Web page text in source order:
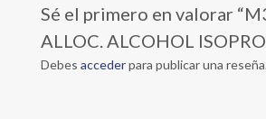
Sé el primero en valorar
ALLOC. ALCOHOL
Debes accederpara publicar una reseña.